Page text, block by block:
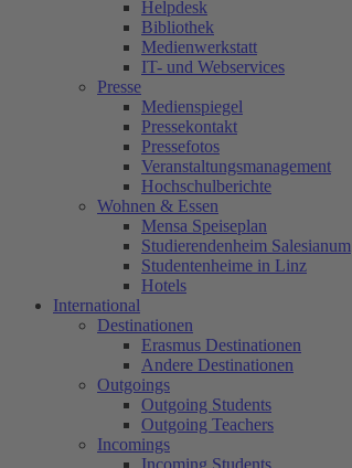
Helpdesk
Bibliothek
Medienwerkstatt
IT- und Webservices
Presse
Medienspiegel
Pressekontakt
Pressefotos
Veranstaltungsmanagement
Hochschulberichte
Wohnen & Essen
Mensa Speiseplan
Studierendenheim Salesianum
Studentenheime in Linz
Hotels
International
Destinationen
Erasmus Destinationen
Andere Destinationen
Outgoings
Outgoing Students
Outgoing Teachers
Incomings